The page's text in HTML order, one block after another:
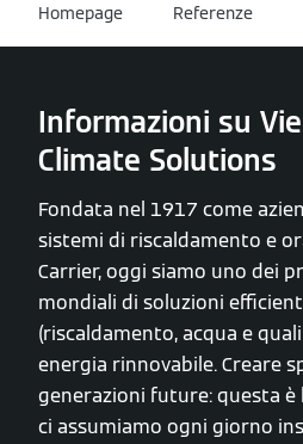
Homepage Referenze
Informazioni su
Climate Solutions
Fondata nel 1917 come
sistemi di riscaldamento e
Carrier, oggi siamo uno dei
mondiali di soluzioni
(riscaldamento, acqua e
energia rinnovabile. Creare
generazioni future: questa è
ci assumiamo ogni giorno